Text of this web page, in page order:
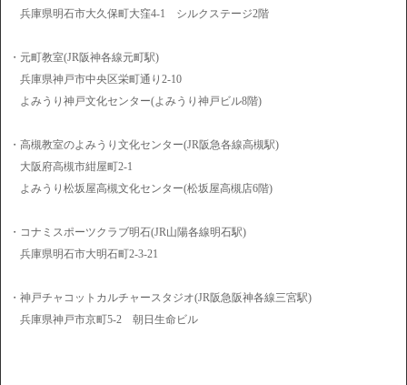
兵庫県明石市大久保町大窪4-1 シルクステージ2階
・元町教室(JR阪神各線元町駅)
兵庫県神戸市中央区栄町通り2-10
よみうり神戸文化センター(よみうり神戸ビル8階)
・高槻教室のよみうり文化センター(JR阪急各線高槻駅)
大阪府高槻市紺屋町2-1
よみうり松坂屋高槻文化センター(松坂屋高槻店6階)
・コナミスポーツクラブ明石(JR山陽各線明石駅)
兵庫県明石市大明石町2-3-21
・神戸チャコットカルチャースタジオ(JR阪急阪神各線三宮駅)
兵庫県神戸市京町5-2 朝日生命ビル